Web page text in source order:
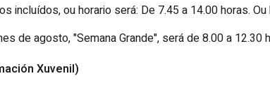
ou horario será: De 7.45 a 14.00 horas.
de agosto, "Semana Grande", será de 8.00 a 12.30
Xuvenil)